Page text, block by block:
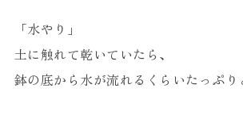
「水やり」
土に触れて乾いていたら、
鉢の底から水が流れるくらいたっぷり